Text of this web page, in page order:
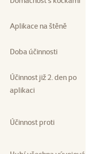
Aplikace na štěně
Doba účinnosti
Účinnost již 2. den po
aplikaci
Účinnost proti